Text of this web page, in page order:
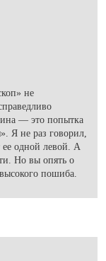
не
— это попытка
Я не раз говорил,
одной левой. А
Но вы опять о
пошиба.